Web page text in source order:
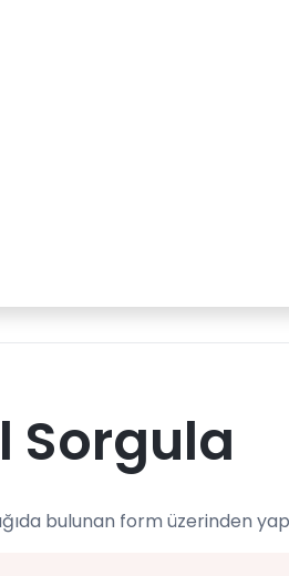
Sorgula
bulunan form üzerinden